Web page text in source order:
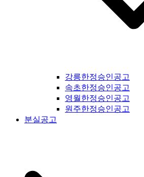
강릉한정승인공고
속초한정승인공고
영월한정승인공고
원주한정승인공고
분실공고